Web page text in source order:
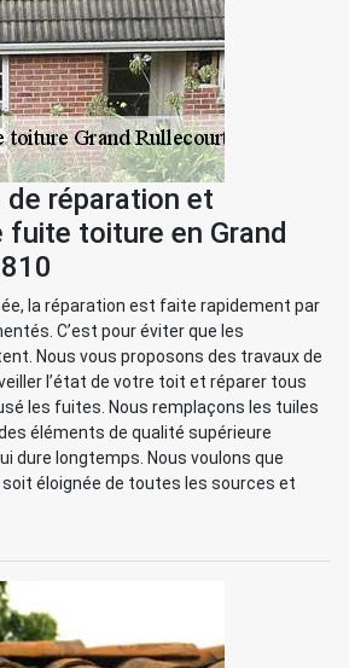
réparation et
fuite toiture en Grand
la réparation est faite rapidement par
C’est pour éviter que les
Nous vous proposons des travaux de
l’état de votre toit et réparer tous
les fuites. Nous remplaçons les tuiles
éléments de qualité supérieure
dure longtemps. Nous voulons que
éloignée de toutes les sources et